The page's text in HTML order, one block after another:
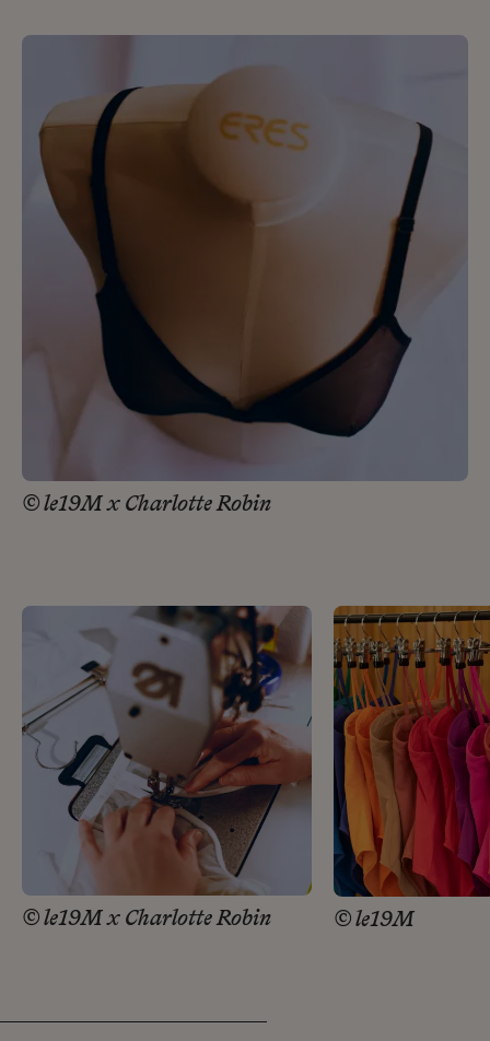
© le19M x Charlotte Robin
© le19M x Charlotte Robin © le19M